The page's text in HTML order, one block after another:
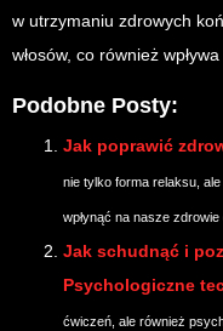
w utrzymaniu zdrowych
włosów, co również
Podobne Posty:
Jak poprawić
nie tylko forma relaksu,
wpłynąć na nasze
Jak schudnąć i
Psychologiczne
ćwiczeń, ale również